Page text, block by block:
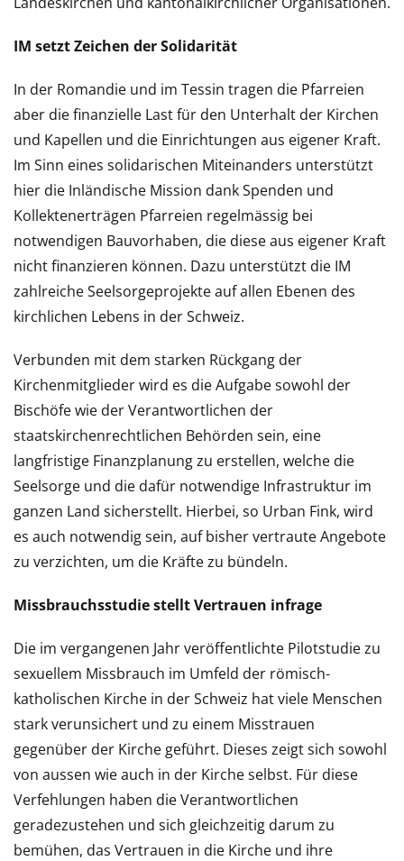
IM setzt Zeichen der Solidarität
In der Romandie und im Tessin tragen die Pfarreien
aber die finanzielle Last für den Unterhalt der Kirchen
und Kapellen und die Einrichtungen aus eigener Kraft.
Im Sinn eines solidarischen Miteinanders unterstützt
hier die Inländische Mission dank Spenden und
Kollektenerträgen Pfarreien regelmässig bei
notwendigen Bauvorhaben, die diese aus eigener Kraft
nicht finanzieren können. Dazu unterstützt die IM
zahlreiche Seelsorgeprojekte auf allen Ebenen des
kirchlichen Lebens in der Schweiz.
Verbunden mit dem starken Rückgang der
Kirchenmitglieder wird es die Aufgabe sowohl der
Bischöfe wie der Verantwortlichen der
staatskirchenrechtlichen Behörden sein, eine
langfristige Finanzplanung zu erstellen, welche die
Seelsorge und die dafür notwendige Infrastruktur im
ganzen Land sicherstellt. Hierbei, so Urban Fink, wird
es auch notwendig sein, auf bisher vertraute Angebote
zu verzichten, um die Kräfte zu bündeln.
Missbrauchsstudie stellt Vertrauen infrage
Die im vergangenen Jahr veröffentlichte Pilotstudie zu
sexuellem Missbrauch im Umfeld der römisch-
katholischen Kirche in der Schweiz hat viele Menschen
stark verunsichert und zu einem Misstrauen
gegenüber der Kirche geführt. Dieses zeigt sich sowohl
von aussen wie auch in der Kirche selbst. Für diese
Verfehlungen haben die Verantwortlichen
geradezustehen und sich gleichzeitig darum zu
bemühen, das Vertrauen in die Kirche und ihre